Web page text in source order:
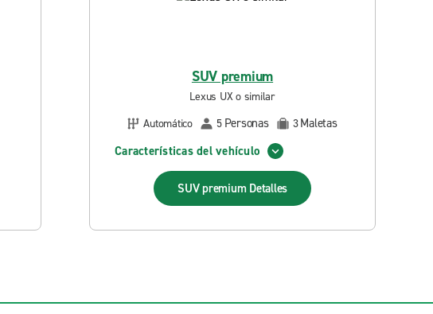
SUV premium
Lexus UX o similar
Automático
5 Personas 3Maletas
Características del vehículo
SUV premium Detalles